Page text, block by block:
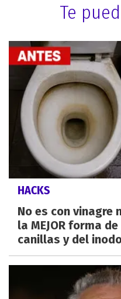
Te
HACKS
No es con vinagre
la MEJOR forma
canillas y del